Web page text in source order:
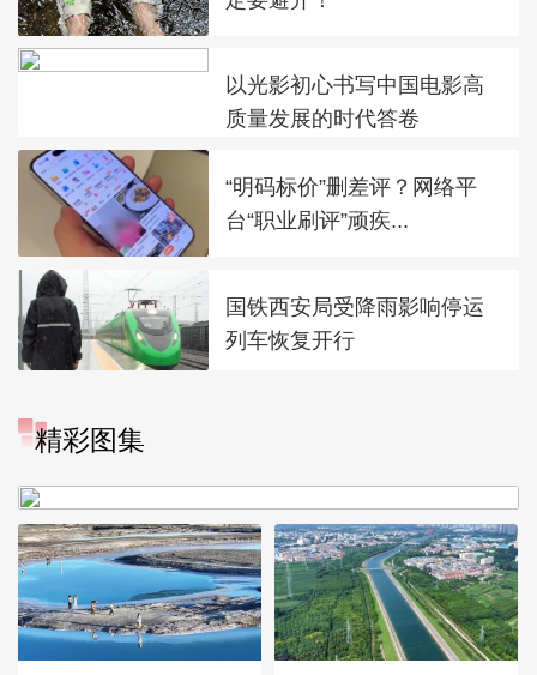
以光影初心书写中国电影高
质量发展的时代答卷
“明码标价”删差评？网络平
台“职业刷评”顽疾...
国铁西安局受降雨影响停运
列车恢复开行
精彩图集
“大地指纹”奏响夏夜文旅乐